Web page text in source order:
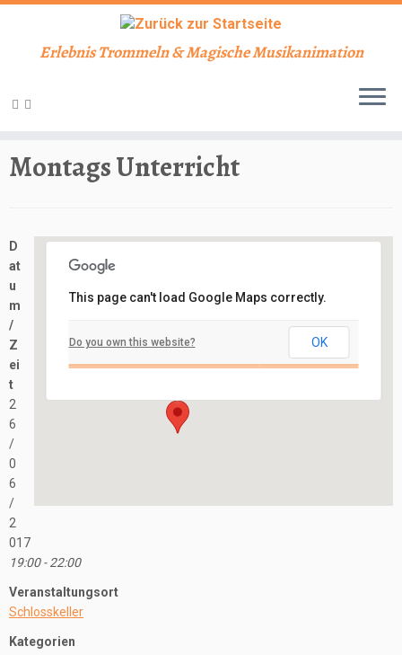
Zum
Erlebnis Trommeln & Magische Musikanimation
Montags Unterricht
Veranstaltungen
This page can't load Google Maps correctly.
Do you own this website? OK
D
at
u
m
/
Z
ei
t
2
6
/
0
6
/
2
017
19:00 - 22:00
Veranstaltungsort
Schlosskeller
Kategorien